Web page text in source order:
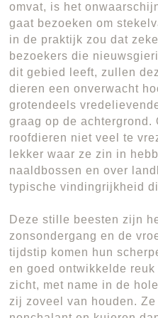
omvat, is het
gaat bezoeken om
in de praktijk zou dat
bezoekers die
dit gebied leeft, zullen
dieren een onverwacht
grotendeels
graag op de achtergrond.
roofdieren niet veel te
lekker waar ze zin in
naaldbossen en over
typische vindingrijkheid
Deze stille beesten zijn
zonsondergang en de
tijdstip komen hun
en goed ontwikkelde
zicht, met name in de
zij zoveel van houden.